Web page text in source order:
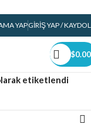
YAPGIRIŞ YAP / KAYDOL
$0.00
etiketlendi